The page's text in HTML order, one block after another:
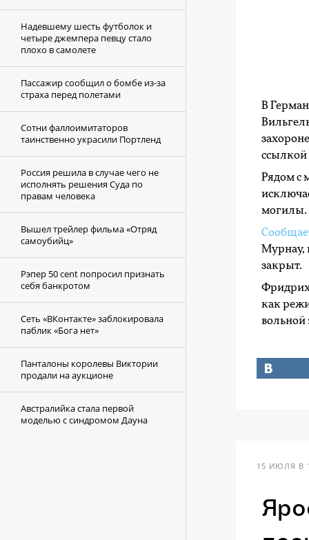
Надевшему шесть футболок и
четыре джемпера певцу стало
плохо в самолете
Пассажир сообщил о бомбе из-за
страха перед полетами
Сотни фаллоимитаторов
таинственно украсили Портленд
Россия решила в случае чего не
исполнять решения Суда по
правам человека
Вышел трейлер фильма «Отряд
самоубийц»
Рэпер 50 cent попросил признать
себя банкротом
Сеть «ВКонтакте» заблокировала
паблик «Бога нет»
Панталоны королевы Виктории
продали на аукционе
Австралийка стала первой
моделью с синдромом Дауна
В
ссылкой
Рядом с
могилы.
Мурнау,
закрыт.
Фридрих
как
вольной
15 ИЮЛЯ В